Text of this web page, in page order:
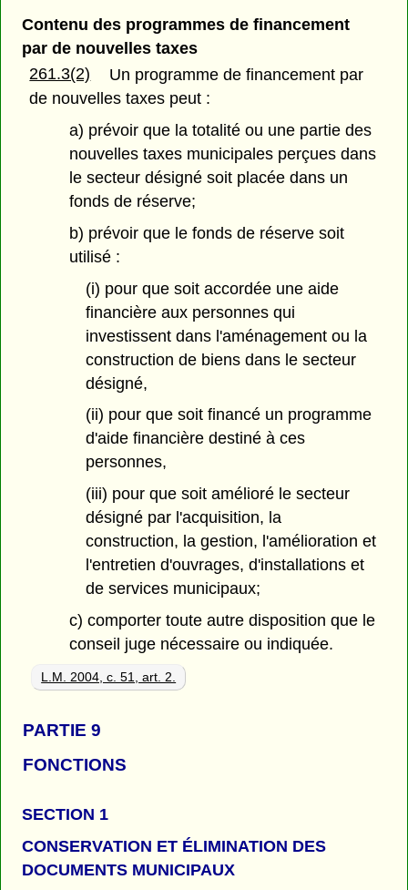
Contenu des programmes de financement
par de nouvelles taxes
261.3(2)
Un programme de financement par
de nouvelles taxes peut :
a) prévoir que la totalité ou une partie des
nouvelles taxes municipales perçues dans
le secteur désigné soit placée dans un
fonds de réserve;
b) prévoir que le fonds de réserve soit
utilisé :
(i) pour que soit accordée une aide
financière aux personnes qui
investissent dans l'aménagement ou la
construction de biens dans le secteur
désigné,
(ii) pour que soit financé un programme
d'aide financière destiné à ces
personnes,
(iii) pour que soit amélioré le secteur
désigné par l'acquisition, la
construction, la gestion, l'amélioration et
l'entretien d'ouvrages, d'installations et
de services municipaux;
c) comporter toute autre disposition que le
conseil juge nécessaire ou indiquée.
L.M. 2004, c. 51, art. 2.
PARTIE 9
FONCTIONS
SECTION 1
CONSERVATION ET ÉLIMINATION DES
DOCUMENTS MUNICIPAUX